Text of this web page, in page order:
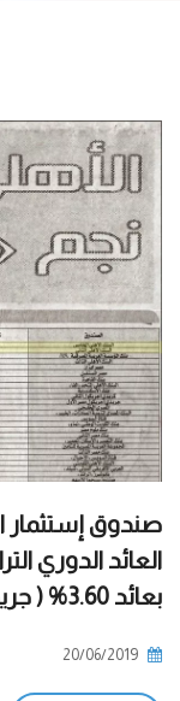
صندوق إستثمار
العائد الدوري
بعائد 3.60% ( جريدة المال )
20/06/2019